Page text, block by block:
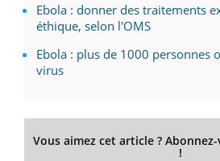
Ebola : donner des traitements
éthique, selon l'OMS
Ebola : plus de 1000 personnes
virus
Vous aimez cet article ?
!